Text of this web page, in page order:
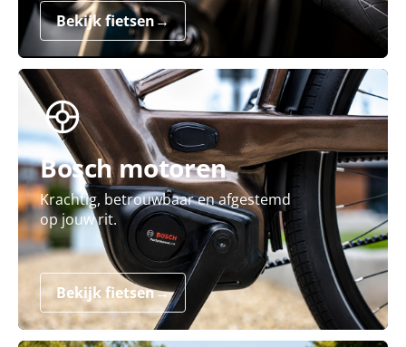
Bekijk fietsen→
Bosch motoren
Krachtig, betrouwbaar en afgestemd
op jouw rit.
Bekijk fietsen→